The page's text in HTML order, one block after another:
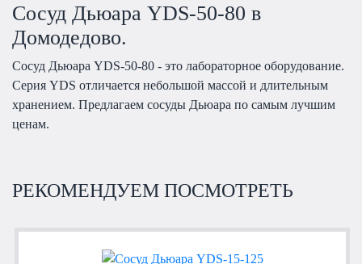
Сосуд Дьюара YDS-50-80 в
Домодедово.
Сосуд Дьюара YDS-50-80 - это лабораторное оборудование.
Серия YDS отличается небольшой массой и длительным
хранением. Предлагаем сосуды Дьюара по самым лучшим
ценам.
РЕКОМЕНДУЕМ ПОСМОТРЕТЬ